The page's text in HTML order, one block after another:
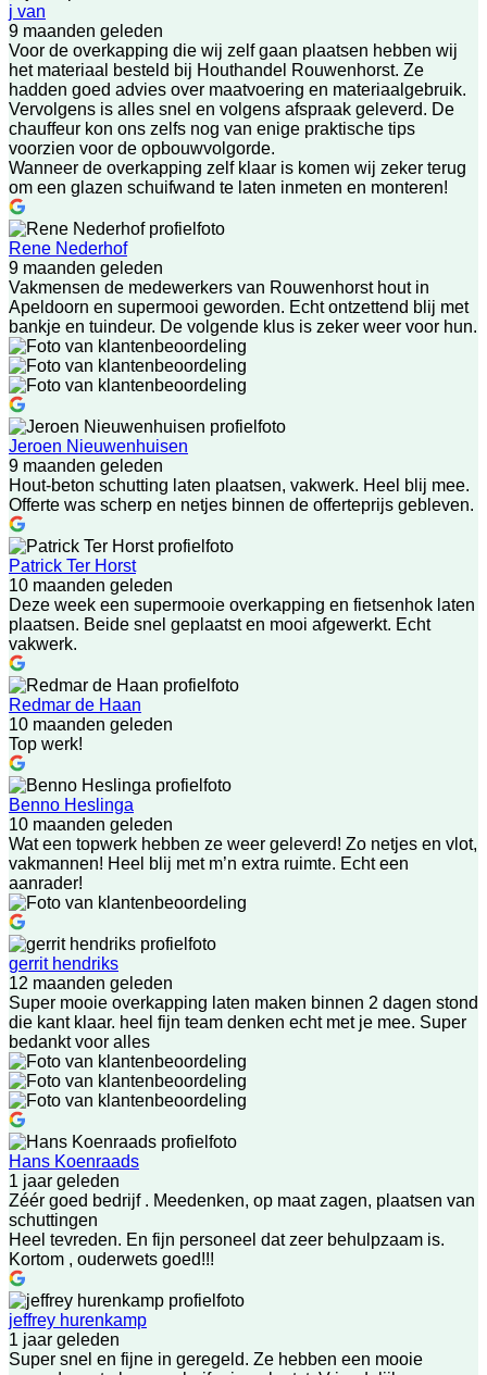
j van
9 maanden geleden
Voor de overkapping die wij zelf gaan plaatsen hebben wij
het materiaal besteld bij Houthandel Rouwenhorst. Ze
hadden goed advies over maatvoering en materiaalgebruik.
Vervolgens is alles snel en volgens afspraak geleverd. De
chauffeur kon ons zelfs nog van enige praktische tips
voorzien voor de opbouwvolgorde.
Wanneer de overkapping zelf klaar is komen wij zeker terug
om een glazen schuifwand te laten inmeten en monteren!
Rene Nederhof
9 maanden geleden
Vakmensen de medewerkers van Rouwenhorst hout in
Apeldoorn en supermooi geworden. Echt ontzettend blij met
bankje en tuindeur. De volgende klus is zeker weer voor hun.
Jeroen Nieuwenhuisen
9 maanden geleden
Hout-beton schutting laten plaatsen, vakwerk. Heel blij mee.
Offerte was scherp en netjes binnen de offerteprijs gebleven.
Patrick Ter Horst
10 maanden geleden
Deze week een supermooie overkapping en fietsenhok laten
plaatsen. Beide snel geplaatst en mooi afgewerkt. Echt
vakwerk.
Redmar de Haan
10 maanden geleden
Top werk!
Benno Heslinga
10 maanden geleden
Wat een topwerk hebben ze weer geleverd! Zo netjes en vlot,
vakmannen! Heel blij met m’n extra ruimte. Echt een
aanrader!
gerrit hendriks
12 maanden geleden
Super mooie overkapping laten maken binnen 2 dagen stond
die kant klaar. heel fijn team denken echt met je mee. Super
bedankt voor alles
Hans Koenraads
1 jaar geleden
Zéér goed bedrijf . Meedenken, op maat zagen, plaatsen van
schuttingen
Heel tevreden. En fijn personeel dat zeer behulpzaam is.
Kortom , ouderwets goed!!!
jeffrey hurenkamp
1 jaar geleden
Super snel en fijne in geregeld. Ze hebben een mooie